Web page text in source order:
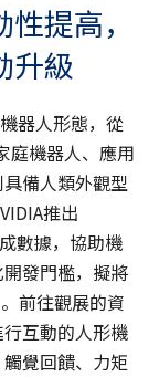
提高，
升級
器人形態，從
庭機器人、應用
備人類外觀型
推出
數據，協助機
發門檻，擬將
前往觀展的資
互動的人形機
覺回饋、力矩